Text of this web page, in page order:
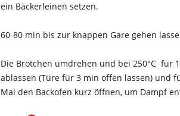
ein Bäckerleinen setzen.
60-80 min bis zur knappen Gare gehen
Die Brötchen umdrehen und bei 250°C für
ablassen (Türe für 3 min offen lassen) und
Mal den Backofen kurz öffnen, um Dampf